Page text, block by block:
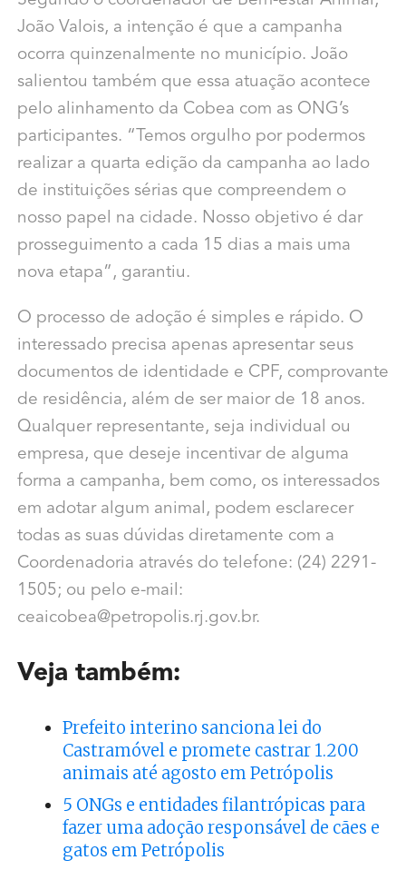
João Valois, a intenção é que a campanha
ocorra quinzenalmente no município. João
salientou também que essa atuação acontece
pelo alinhamento da Cobea com as ONG’s
participantes. “Temos orgulho por podermos
realizar a quarta edição da campanha ao lado
de instituições sérias que compreendem o
nosso papel na cidade. Nosso objetivo é dar
prosseguimento a cada 15 dias a mais uma
nova etapa”, garantiu.
O processo de adoção é simples e rápido. O
interessado precisa apenas apresentar seus
documentos de identidade e CPF, comprovante
de residência, além de ser maior de 18 anos.
Qualquer representante, seja individual ou
empresa, que deseje incentivar de alguma
forma a campanha, bem como, os interessados
em adotar algum animal, podem esclarecer
todas as suas dúvidas diretamente com a
Coordenadoria através do telefone: (24) 2291-
1505; ou pelo e-mail:
ceaicobea@petropolis.rj.gov.br.
Veja também:
Prefeito interino sanciona lei do
Castramóvel e promete castrar 1.200
animais até agosto em Petrópolis
5 ONGs e entidades filantrópicas para
fazer uma adoção responsável de cães e
gatos em Petrópolis